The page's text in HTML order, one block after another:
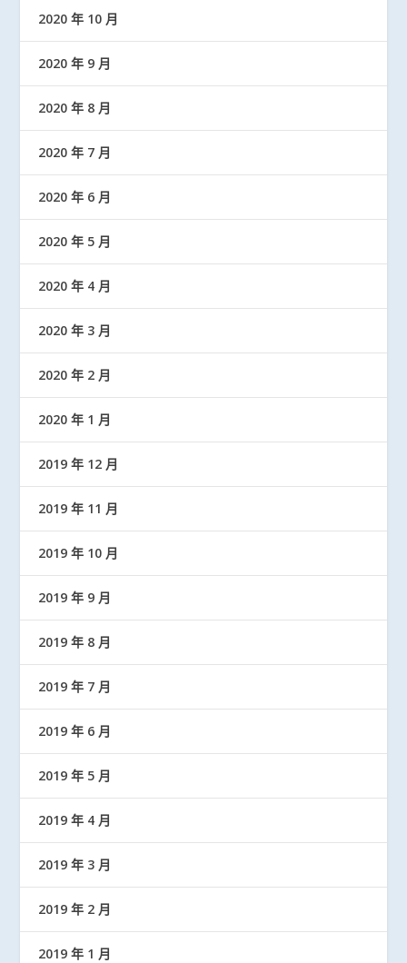
2020 年 10 月
2020 年 9 月
2020 年 8 月
2020 年 7 月
2020 年 6 月
2020 年 5 月
2020 年 4 月
2020 年 3 月
2020 年 2 月
2020 年 1 月
2019 年 12 月
2019 年 11 月
2019 年 10 月
2019 年 9 月
2019 年 8 月
2019 年 7 月
2019 年 6 月
2019 年 5 月
2019 年 4 月
2019 年 3 月
2019 年 2 月
2019 年 1 月